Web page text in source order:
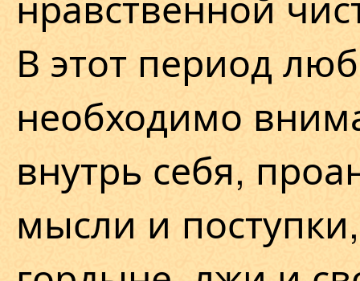
В этот период
необходимо
внутрь себя,
мысли и